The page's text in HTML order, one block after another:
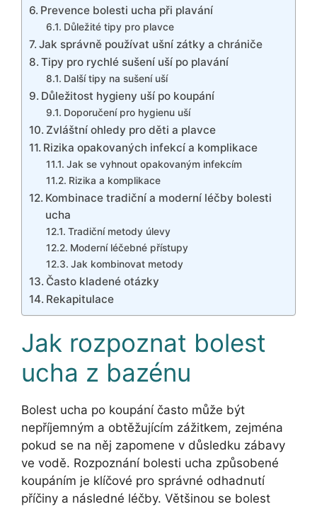
Prevence bolesti ucha při plavání
Důležité tipy pro plavce
Jak správně používat ušní zátky a chrániče
Tipy pro rychlé sušení uší po plavání
Další tipy na sušení uší
Důležitost hygieny uší po koupání
Doporučení pro hygienu uší
Zvláštní ohledy pro děti a plavce
Rizika opakovaných infekcí a komplikace
Jak se vyhnout opakovaným infekcím
Rizika a komplikace
Kombinace tradiční a moderní léčby bolesti
ucha
Tradiční metody úlevy
Moderní léčebné přístupy
Jak kombinovat metody
Často kladené otázky
Rekapitulace
Jak rozpoznat bolest
ucha z bazénu
Bolest ucha po koupání často může být
nepříjemným a obtěžujícím zážitkem, zejména
pokud se na něj zapomene v důsledku zábavy
ve vodě. Rozpoznání bolesti ucha způsobené
koupáním je klíčové pro správné odhadnutí
příčiny a následné léčby. Většinou se bolest